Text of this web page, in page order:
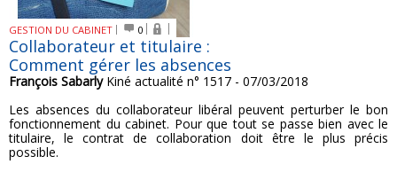
GESTION DU CABINET 0
Collaborateur et titulaire :
Comment gérer les absences
François SabarlyKiné actualité n° 1517 - 07/03/2018
Les absences du collaborateur libéral peuvent perturber le bon
fonctionnement du cabinet. Pour que tout se passe bien avec le
titulaire, le contrat de collaboration doit être le plus précis
possible.